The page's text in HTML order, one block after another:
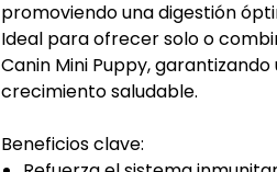
promoviendo una digestión
Ideal para ofrecer solo o
Canin Mini Puppy,
crecimiento saludable.
Beneficios clave: